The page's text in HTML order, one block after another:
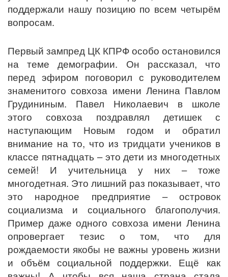
поддержали нашу позицию по всем четырём
вопросам.
Первый зампред ЦК КПРФ особо остановился
на теме демографии. Он рассказал, что
перед эфиром поговорил с руководителем
знаменитого совхоза имени Ленина Павлом
Грудининым. Павел Николаевич в школе
этого совхоза поздравлял детишек с
наступающим Новым годом и обратил
внимание на то, что из тридцати учеников в
классе пятнадцать – это дети из многодетных
семей! И учительница у них – тоже
многодетная. Это лишний раз показывает, что
это народное предприятие – островок
социализма и социального благополучия.
Пример даже одного совхоза имени Ленина
опровергает тезис о том, что для
рождаемости якобы не важны уровень жизни
и объём социальной поддержки. Ещё как